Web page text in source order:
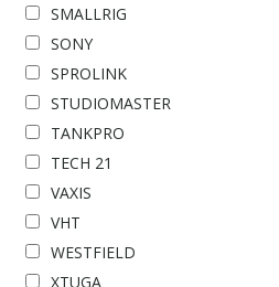
SMALLRIG
SONY
SPROLINK
STUDIOMASTER
TANKPRO
TECH 21
VAXIS
VHT
WESTFIELD
XTUGA